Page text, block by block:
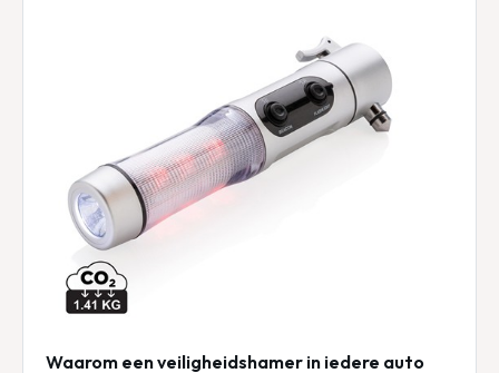
Waarom een veiligheidshamer in iedere auto